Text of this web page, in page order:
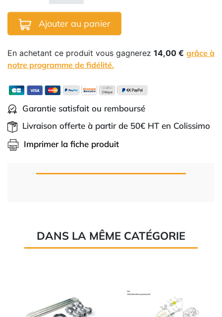
Ajouter au panier
En achetant ce produit vous gagnerez 14,00 € grâce à
notre programme de fidélité.
Garantie satisfait ou remboursé
Livraison offerte à partir de 50€ HT en Colissimo
Imprimer la fiche produit
DANS LA MÊME CATÉGORIE